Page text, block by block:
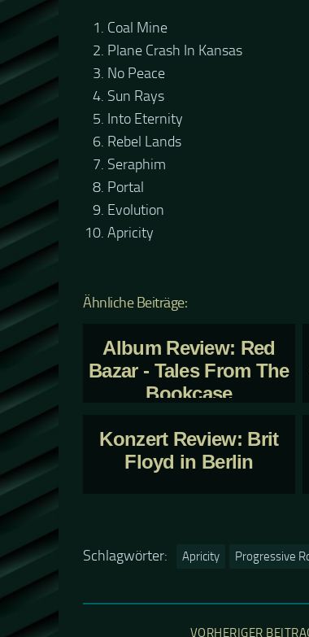
Coal Mine
Plane Crash In Kansas
No Peace
Sun Rays
Into Eternity
Rebel Lands
Seraphim
Portal
Evolution
Apricity
Ähnliche Beiträge:
Album Review: Red
Bazar - Tales From The
Bookcase
Konzert Review: Brit
Floyd in Berlin
Schlagwörter: Apricity Progressive
VORHERIGER